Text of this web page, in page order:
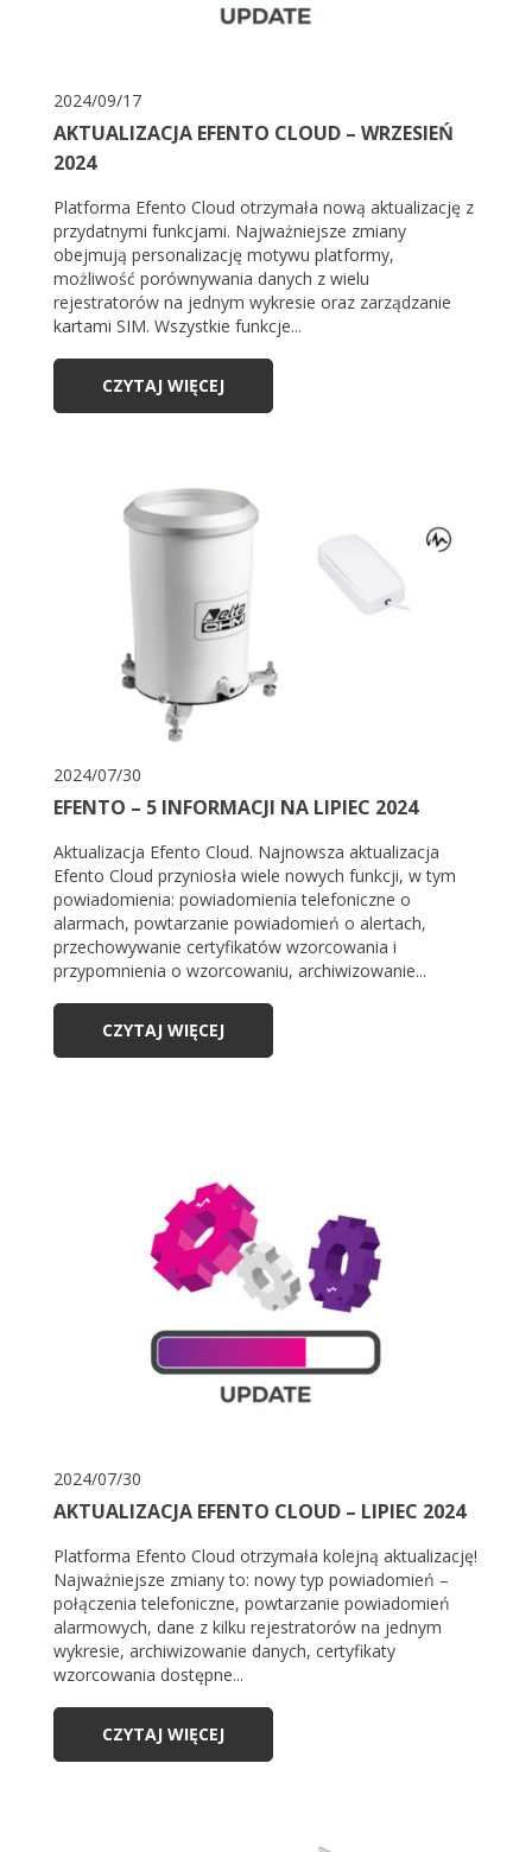
2024/09/17
AKTUALIZACJA EFENTO CLOUD – WRZESIEŃ
2024
Platforma Efento Cloud otrzymała nową aktualizację z
przydatnymi funkcjami. Najważniejsze zmiany
obejmują personalizację motywu platformy,
możliwość porównywania danych z wielu
rejestratorów na jednym wykresie oraz zarządzanie
kartami SIM. Wszystkie funkcje...
CZYTAJ WIĘCEJ
2024/07/30
EFENTO – 5 INFORMACJI NA LIPIEC 2024
Aktualizacja Efento Cloud. Najnowsza aktualizacja
Efento Cloud przyniosła wiele nowych funkcji, w tym
powiadomienia: powiadomienia telefoniczne o
alarmach, powtarzanie powiadomień o alertach,
przechowywanie certyfikatów wzorcowania i
przypomnienia o wzorcowaniu, archiwizowanie...
CZYTAJ WIĘCEJ
2024/07/30
AKTUALIZACJA EFENTO CLOUD – LIPIEC 2024
Platforma Efento Cloud otrzymała kolejną aktualizację!
Najważniejsze zmiany to: nowy typ powiadomień –
połączenia telefoniczne, powtarzanie powiadomień
alarmowych, dane z kilku rejestratorów na jednym
wykresie, archiwizowanie danych, certyfikaty
wzorcowania dostępne...
CZYTAJ WIĘCEJ